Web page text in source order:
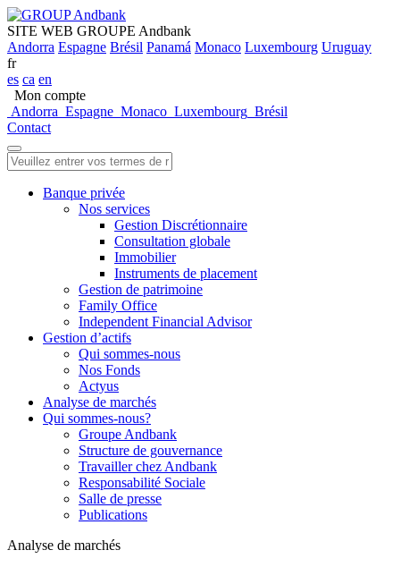
SITE WEB GROUPE Andbank
Andorra Espagne Brésil Panamá Monaco Luxembourg Uruguay
fr
es ca en
Mon compte
Andorra Espagne Monaco Luxembourg Brésil
Contact
Banque privée
Nos services
Gestion Discrétionnaire
Consultation globale
Immobilier
Instruments de placement
Gestion de patrimoine
Family Office
Independent Financial Advisor
Gestion d’actifs
Qui sommes-nous
Nos Fonds
Actyus
Analyse de marchés
Qui sommes-nous?
Groupe Andbank
Structure de gouvernance
Travailler chez Andbank
Responsabilité Sociale
Salle de presse
Publications
Analyse de marchés